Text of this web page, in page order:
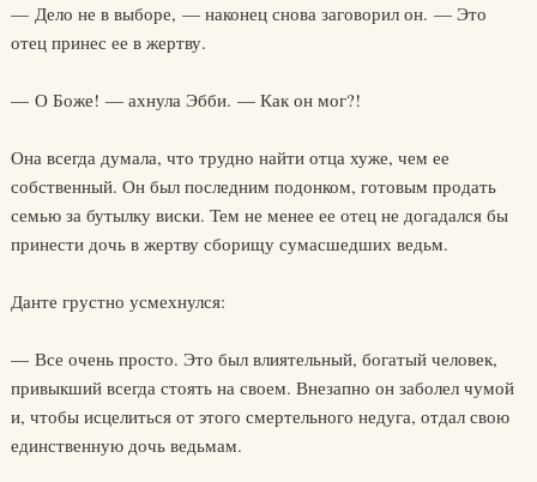
— Дело не в выборе, — наконец снова заговорил он. — Это
отец принес ее в жертву.
— О Боже! — ахнула Эбби. — Как он мог?!
Она всегда думала, что трудно найти отца хуже, чем ее
собственный. Он был последним подонком, готовым продать
семью за бутылку виски. Тем не менее ее отец не догадался бы
принести дочь в жертву сборищу сумасшедших ведьм.
Данте грустно усмехнулся:
— Все очень просто. Это был влиятельный, богатый человек,
привыкший всегда стоять на своем. Внезапно он заболел чумой
и, чтобы исцелиться от этого смертельного недуга, отдал свою
единственную дочь ведьмам.